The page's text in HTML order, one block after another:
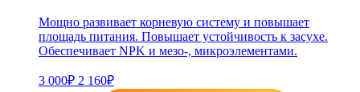
Мощно развивает корневую систему и повышает
площадь питания. Повышает устойчивость к засухе.
Обеспечивает NPK и мезо-, микроэлементами.
3 000₽ 2 160₽